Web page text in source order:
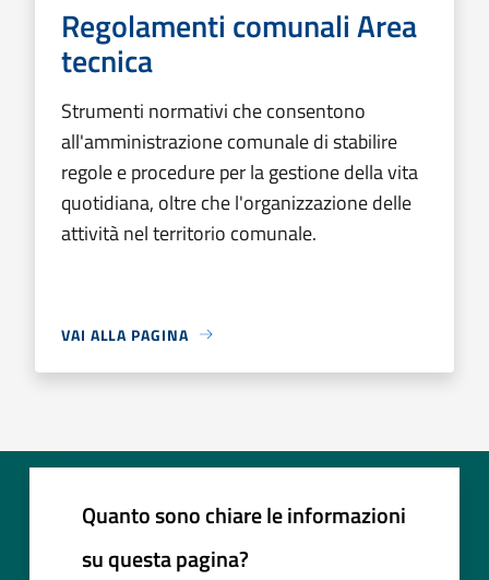
Regolamenti comunali Area
tecnica
Strumenti normativi che consentono
all'amministrazione comunale di stabilire
regole e procedure per la gestione della vita
quotidiana, oltre che l'organizzazione delle
attività nel territorio comunale.
VAI ALLA PAGINA
Quanto sono chiare le informazioni
su questa pagina?